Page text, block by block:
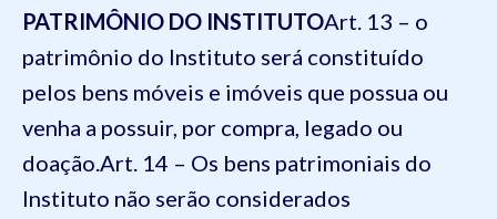
PATRIMÔNIO DO INSTITUTOArt. 13 – o
patrimônio do Instituto será constituído
pelos bens móveis e imóveis que possua ou
venha a possuir, por compra, legado ou
doação.Art. 14 – Os bens patrimoniais do
Instituto não serão considerados